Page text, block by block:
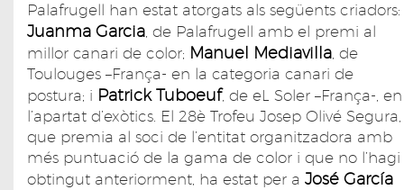
Palafrugell han estat atorgats als següents criadors:
Juanma Garcia, de Palafrugell amb el premi al
millor canari de color; Manuel Mediavilla, de
Toulouges –França- en la categoria canari de
postura; i Patrick Tuboeuf, de eL Soler –França-, en
l’apartat d’exòtics. El 28è Trofeu Josep Olivé Segura,
que premia al soci de l’entitat organitzadora amb
més puntuació de la gama de color i que no l’hagi
obtingut anteriorment, ha estat per a José García